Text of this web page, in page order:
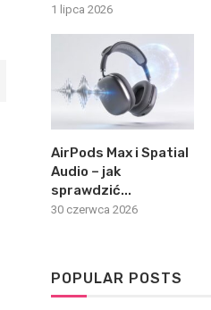
1 lipca 2026
AirPods Max i Spatial
Audio – jak
sprawdzić...
30 czerwca 2026
POPULAR POSTS